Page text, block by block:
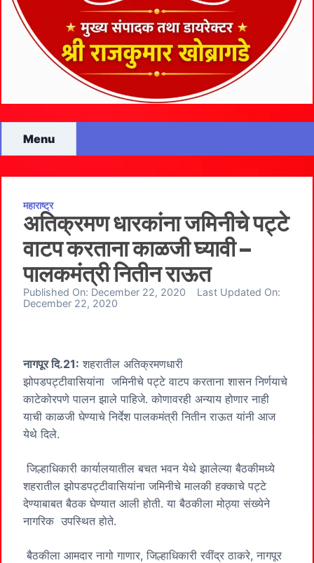
Menu
महाराष्ट्र
अतिक्रमण धारकांना जमिनीचे पट्टे
वाटप करताना काळजी घ्यावी –
पालकमंत्री नितीन राऊत
Published On: December 22, 2020
Last Updated On:
December 22, 2020
नागपूर दि.21: शहरातील अतिक्रमणधारी
झोपडपट्टीवासियांना जमिनीचे पट्टे वाटप करताना शासन निर्णयाचे
काटेकोरपणे पालन झाले पाहिजे. कोणावरही अन्याय होणार नाही
याची काळजी घेण्याचे निर्देश पालकमंत्री नितीन राऊत यांनी आज
येथे दिले.
जिल्हाधिकारी कार्यालयातील बचत भवन येथे झालेल्या बैठकीमध्ये
शहरातील झोपडपट्टीवासियांना जमिनीचे मालकी हक्काचे पट्टे
देण्याबाबत बैठक घेण्यात आली होती. या बैठकीला मोठ्या संख्येने
नागरिक उपस्थित होते.
बैठकीला आमदार नागो गाणार, जिल्हाधिकारी रवींद्र ठाकरे, नागपूर